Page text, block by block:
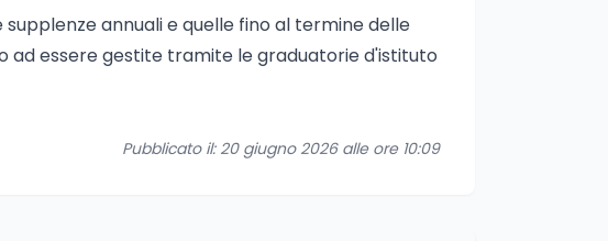
annuali e quelle fino al termine delle
ad essere gestite tramite le graduatorie d'istituto
Pubblicato il: 20 giugno 2026 alle ore 10:09